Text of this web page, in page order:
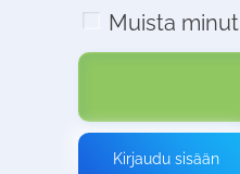
Muista minut
Kirjaudu sisään